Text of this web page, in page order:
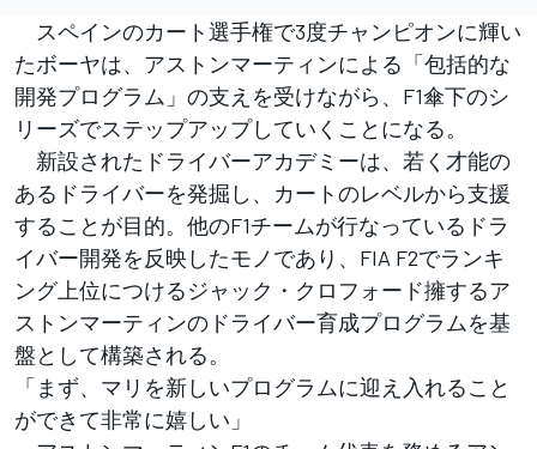
スペインのカート選手権で3度チャンピオンに輝い
たボーヤは、アストンマーティンによる「包括的な
開発プログラム」の支えを受けながら、F1傘下のシ
リーズでステップアップしていくことになる。
新設されたドライバーアカデミーは、若く才能の
あるドライバーを発掘し、カートのレベルから支援
することが目的。他のF1チームが行なっているドラ
イバー開発を反映したモノであり、FIA F2でランキ
ング上位につけるジャック・クロフォード擁するア
ストンマーティンのドライバー育成プログラムを基
盤として構築される。
「まず、マリを新しいプログラムに迎え入れること
ができて非常に嬉しい」